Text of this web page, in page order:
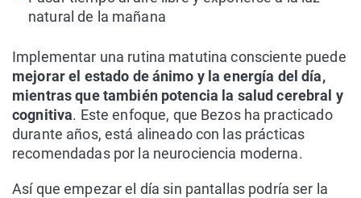
natural de la mañana
Implementar una rutina matutina consciente puede
mejorar el estado de ánimo y la energía del día,
mientras que también potencia la salud cerebral y
cognitiva. Este enfoque, que Bezos ha practicado
durante años, está alineado con las prácticas
recomendadas por la neurociencia moderna.
Así que empezar el día sin pantallas podría ser la